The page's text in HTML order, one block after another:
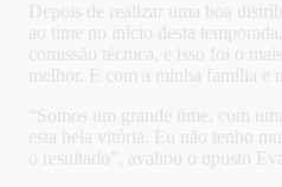
Depois de realizar uma boa
ao time no início desta
comissão técnica, e isso foi o
melhor. E com a minha família e
“Somos um grande time, com
esta bela vitória. Eu não tenho
o resultado”, avaliou o oposto